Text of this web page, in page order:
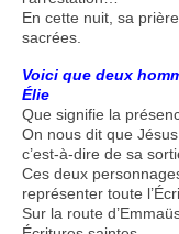
En cette nuit, sa
sacrées.
Voici que deux
Élie
Que signifie la
On nous dit que
c’est-à-dire de sa
Ces deux
représenter toute
Sur la route